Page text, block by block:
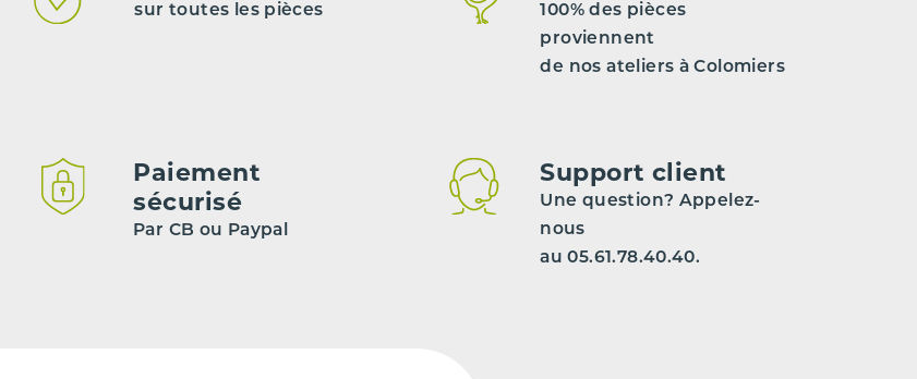
sur toutes les pièces
100% des pièces
proviennent
de nos ateliers à Colomiers
Paiement
sécurisé
Par CB ou Paypal
Support client
Une question? Appelez-
nous
au 05.61.78.40.40.